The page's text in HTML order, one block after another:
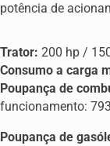
potência de
Trator: 200 hp /
Consumo a carga
Poupança de
funcionamento:
Poupança de